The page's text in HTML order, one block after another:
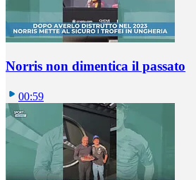
Norris non dimentica il passato
00:59